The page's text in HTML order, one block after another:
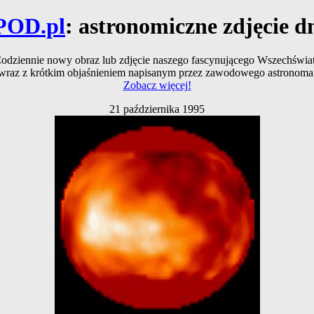
: astronomiczne zdjęcie
nowy obraz lub zdjęcie naszego fascynującego
z krótkim objaśnieniem napisanym przez zawodowego
Zobacz więcej!
21 października 1995